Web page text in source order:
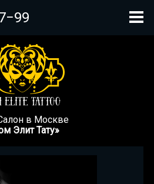
в Москве
Элит Тату»